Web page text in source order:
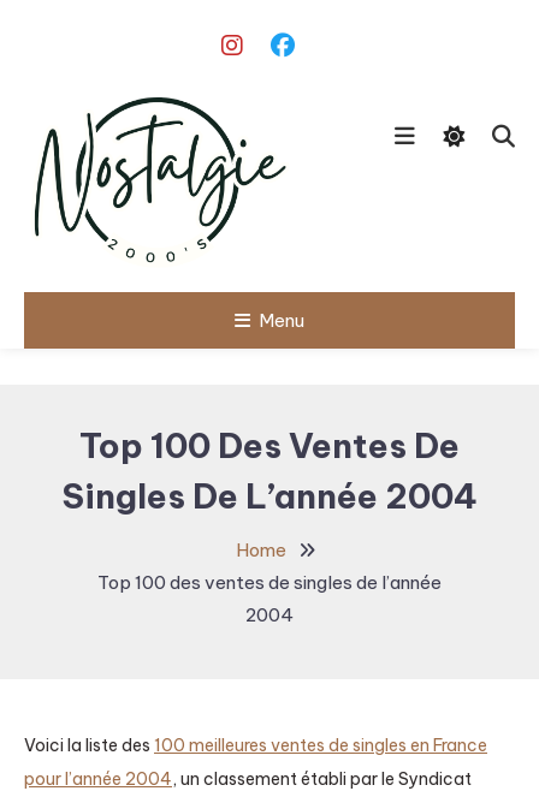
Nostalgie
Menu
Top 100 Des Ventes De
Singles De L’année 2004
Home
Top 100 des ventes de singles de l’année
2004
Voici la liste des 100 meilleures ventes de singles en France
pour l’année 2004, un classement établi par le Syndicat